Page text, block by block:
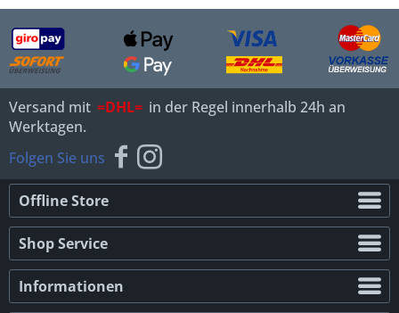
Versand mit =DHL= in der Regel innerhalb 24h an
Werktagen.
Folgen Sie uns
Offline Store
Shop Service
Informationen